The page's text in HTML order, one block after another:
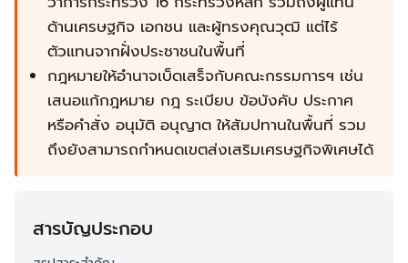
ด้านเศรษฐกิจ เอกชน และผู้ทรงคุณวุฒิ แต่ไร้
ตัวแทนจากฝั่งประชาชนในพื้นที่
กฎหมายให้อำนาจเบ็ดเสร็จกับคณะกรรมการฯ เช่น
เสนอแก้กฎหมาย กฎ ระเบียบ ข้อบังคับ ประกาศ
หรือคำสั่ง อนุมัติ อนุญาต ให้สัมปทานในพื้นที่ รวม
ถึงยังสามารถกำหนดเขตส่งเสริมเศรษฐกิจพิเศษได้
สารบัญประกอบ